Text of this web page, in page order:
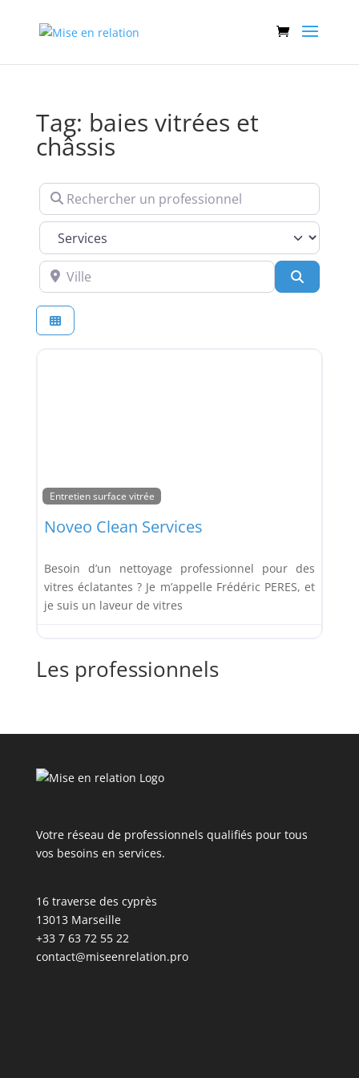
Tag: baies vitrées et
châssis
Rechercher un professionnel
Services
Ville
Entretien surface vitrée
Noveo Clean Services
Besoin d’un nettoyage professionnel pour des
vitres éclatantes ? Je m’appelle Frédéric PERES, et
je suis un laveur de vitres
Les professionnels
Votre réseau de professionnels qualifiés pour tous
vos besoins en services.
16 traverse des cyprès
13013 Marseille
+33 7 63 72 55 22
contact@miseenrelation.pro